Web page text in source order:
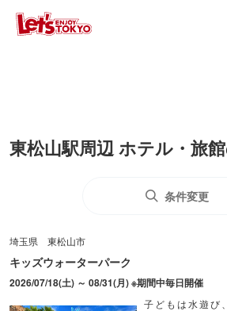
東松山駅周辺 ホテル・旅
条件変更
埼玉県 東松山市
キッズウォーターパーク
2026/07/18(土) ～ 08/31(月) ※期間中毎日開催
子どもは水遊び